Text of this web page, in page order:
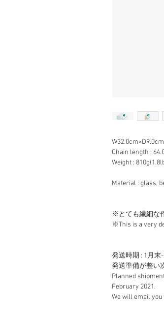
Chain length :
Weight :
Material : glass,
※とても繊細な
※This is a very
発送時期 : 1月
発送準備が整い
Planned
February 2021.
We will email